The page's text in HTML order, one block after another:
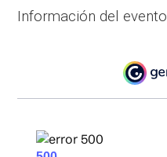
Información del evento